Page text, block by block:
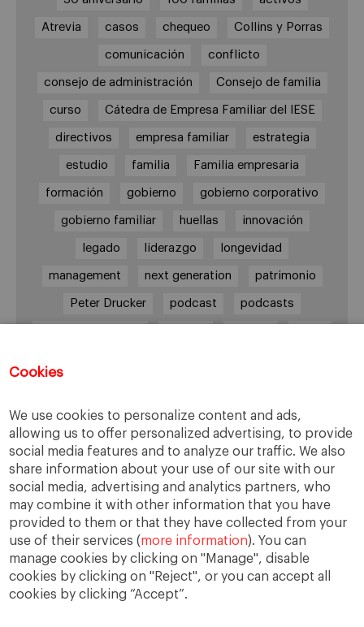
Cookies
We use cookies to personalize content and ads,
allowing us to offer personalized advertising, to provide
social media features and to analyze our traffic. We also
share information about your use of our site with our
social media, advertising and analytics partners, who
may combine it with other information that you have
provided to them or that they have collected from your
use of their services (more information). You can
manage cookies by clicking on "Manage", disable
cookies by clicking on "Reject", or you can accept all
cookies by clicking “Accept”.
Atrevia casos chequeo Collins y Porras
comunicación conflicto
consejo de administración Consejo de familia
curso Cátedra de Empresa Familiar del IESE
directivos empresa familiar estrategia
estudio familia Familia empresaria
formación gobierno gobierno corporativo
gobierno familiar huellas innovación
legado liderazgo longevidad
management next generation patrimonio
Peter Drucker podcast podcasts
órganos de gobierno
Enlaces
Cátedra de Empresa Familiar
IESE Insight
Videoteca de Empresa Familiar